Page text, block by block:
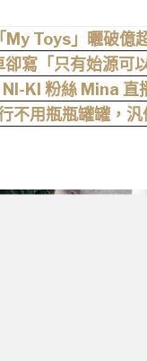
My Toys」曬破億
卻寫「只有始源可
NI-KI 粉絲 Mina
不用瓶瓶罐罐，汎